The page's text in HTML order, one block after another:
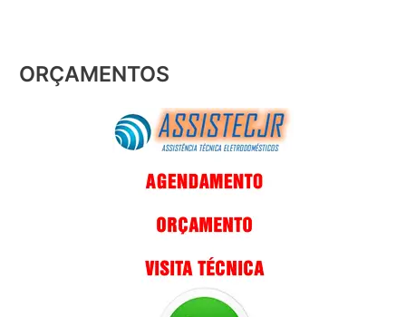
ORÇAMENTOS